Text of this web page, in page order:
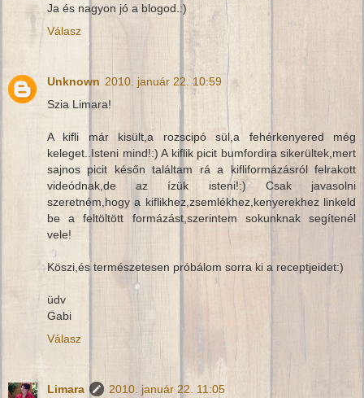
Ja és nagyon jó a blogod.:)
Válasz
Unknown 2010. január 22. 10:59
Szia Limara!
A kifli már kisült,a rozscipó sül,a fehérkenyered még
keleget..Isteni mind!:) A kiflik picit bumfordira sikerültek,mert
sajnos picit későn találtam rá a kifliformázásról felrakott
videódnak,de az ízük isteni!:) Csak javasolni
szeretném,hogy a kiflikhez,zsemlékhez,kenyerekhez linkeld
be a feltöltött formázást,szerintem sokunknak segítenél
vele!
Köszi,és természetesen próbálom sorra ki a receptjeidet:)
üdv
Gabi
Válasz
Limara 2010. január 22. 11:05